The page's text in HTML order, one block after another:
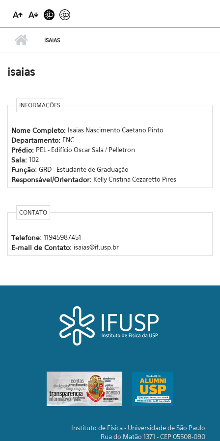
ISAIAS
isaias
INFORMAÇÕES
Nome Completo: Isaias Nascimento Caetano Pinto
Departamento: FNC
Prédio: PEL - Edifício Oscar Sala / Pelletron
Sala: 102
Função: GRD - Estudante de Graduação
Responsável/Orientador: Kelly Cristina Cezaretto Pires
CONTATO
Telefone: 11945987451
E-mail de Contato: isaias@if.usp.br
Instituto de Física - Universidade de São Paulo
Rua do Matão 1371 - CEP 05508-090